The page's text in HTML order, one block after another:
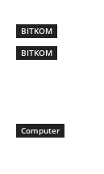
BITKOM
BITKOM
Computer